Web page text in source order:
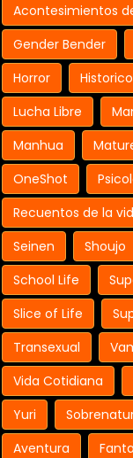
Acontesimientos
Gender Bender
Horror
Historico
Lucha Libre
Manhua
OneShot
Recuentos de la
Seinen
Shoujo
School Life
Slice of Life
Transexual
Vida Cotidiana
Yuri
Aventura